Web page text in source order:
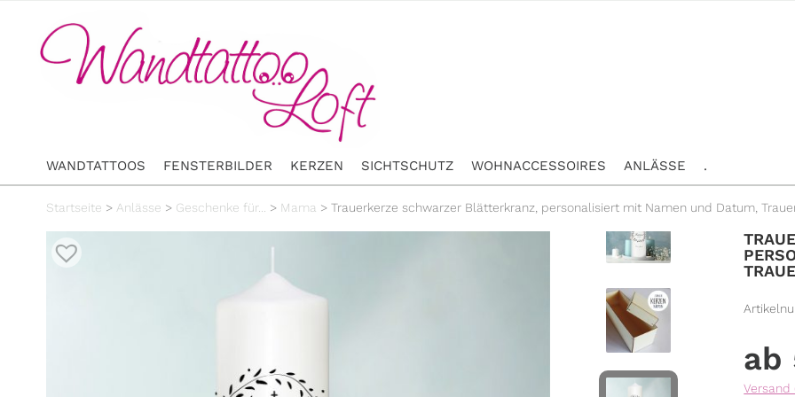
WANDTATTOOS FENSTERBILDER KERZEN SICHTSCHUTZ WOHNACCESSOIRES ANLÄSSE .
Startseite > Anlässe > Geschenke für... > Mama > Trauerkerze schwarzer Blätterkranz, personalisiert mit Namen und Datum,
Versand